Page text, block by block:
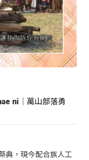
ni｜萬山部落勇
典，現今配合族人工